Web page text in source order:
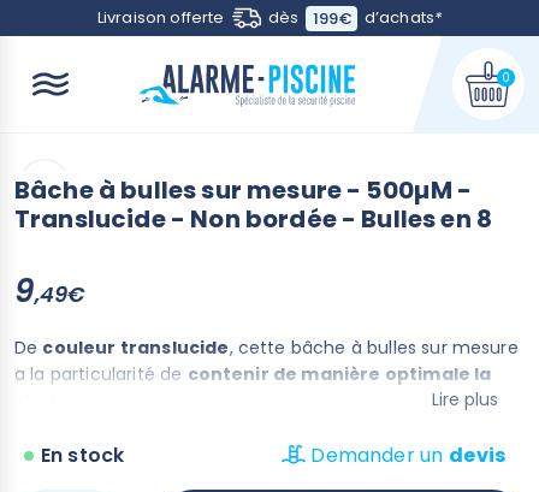
Contactez-nousLivraison offerte dès 199€ d’achats*
0
Bâche à bulles sur mesure - 500µM -
Translucide - Non bordée - Bulles en 8
9,49€
De couleur translucide, cette bâche à bulles sur mesure
a la particularité de contenir de manière optimale la
une meilleure résistance à la dilatation de l’air. Elles
Lire plus
En stock Demander un devis